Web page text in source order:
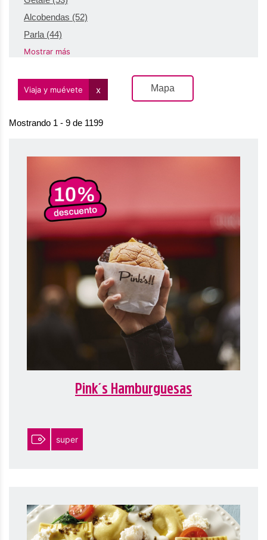
Alcobendas (52)
Parla (44)
Mostrar más
Viaja y muévete Mapa
Mostrando 1 - 9 de 1199
Pink´s Hamburguesas
super